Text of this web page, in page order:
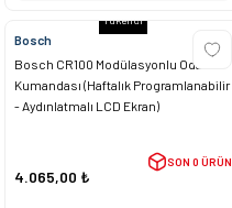
Tükendi
Bosch
Bosch CR100 Modülasyonlu Oda
Kumandası (Haftalık Programlanabilir
- Aydınlatmalı LCD Ekran)
4.065,00 ₺
SON 0 ÜRÜN